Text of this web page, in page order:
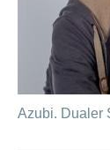
Azubi. Dualer